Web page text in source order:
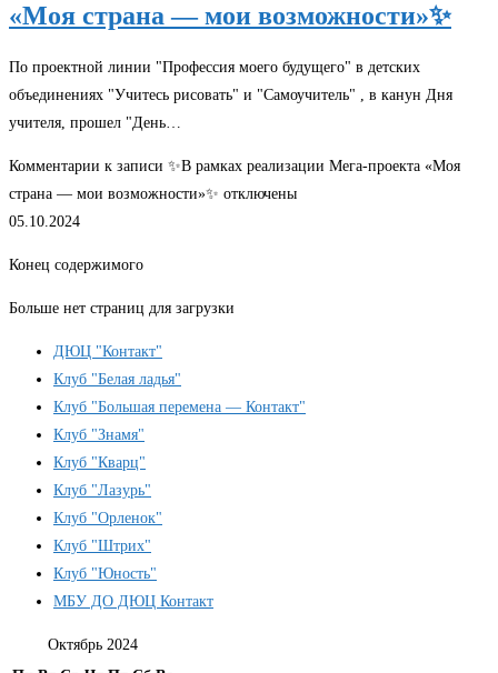
«Моя страна — мои возможности»✨
По проектной линии "Профессия моего будущего" в детских
объединениях "Учитесь рисовать" и "Самоучитель" , в канун Дня
учителя, прошел "День…
Комментарии к записи ✨В рамках реализации Мега-проекта «Моя
страна — мои возможности»✨ отключены
05.10.2024
Конец содержимого
Больше нет страниц для загрузки
ДЮЦ "Контакт"
Клуб "Белая ладья"
Клуб "Большая перемена — Контакт"
Клуб "Знамя"
Клуб "Кварц"
Клуб "Лазурь"
Клуб "Орленок"
Клуб "Штрих"
Клуб "Юность"
МБУ ДО ДЮЦ Контакт
Октябрь 2024